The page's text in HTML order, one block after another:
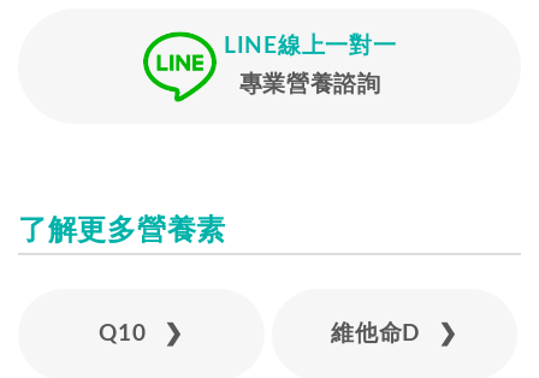
LINE線上一對一
專業營養諮詢
了解更多營養素
Q10 ❯ 維他命D ❯